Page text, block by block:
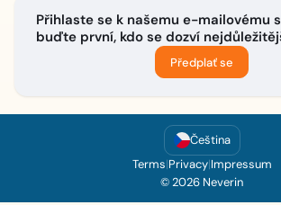
Přihlaste se k našemu e-mailovému
buďte první, kdo se dozví
Předplať se
Čeština
Terms|Privacy|Impressum
© 2026 Neverin